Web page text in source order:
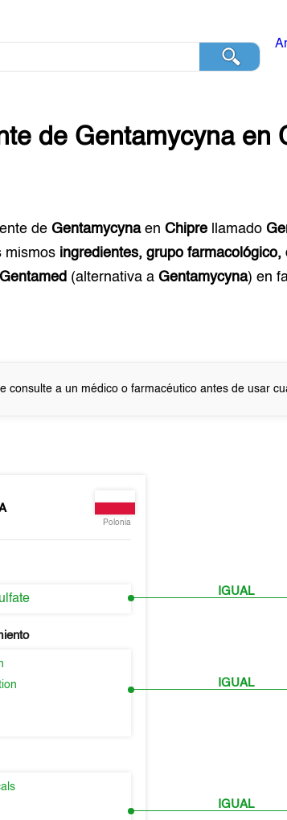
de Gentamycynaen
deGentamycynaenChipre llamado
mismos ingredientes, grupo
Gentamed (alternativa aGentamycyna) en
consulte a un médico o farmacéutico antes de usar
Polonia
IGUAL
IGUAL
IGUAL